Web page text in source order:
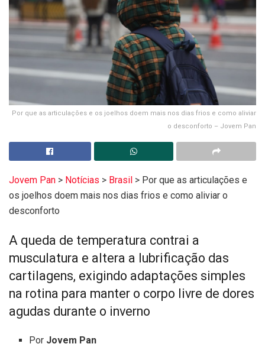
Por que as articulações e os joelhos doem mais nos dias frios e como aliviar
o desconforto – Jovem Pan
Jovem Pan > Notícias > Brasil > Por que as articulações e
os joelhos doem mais nos dias frios e como aliviar o
desconforto
A queda de temperatura contrai a
musculatura e altera a lubrificação das
cartilagens, exigindo adaptações simples
na rotina para manter o corpo livre de dores
agudas durante o inverno
Por Jovem Pan